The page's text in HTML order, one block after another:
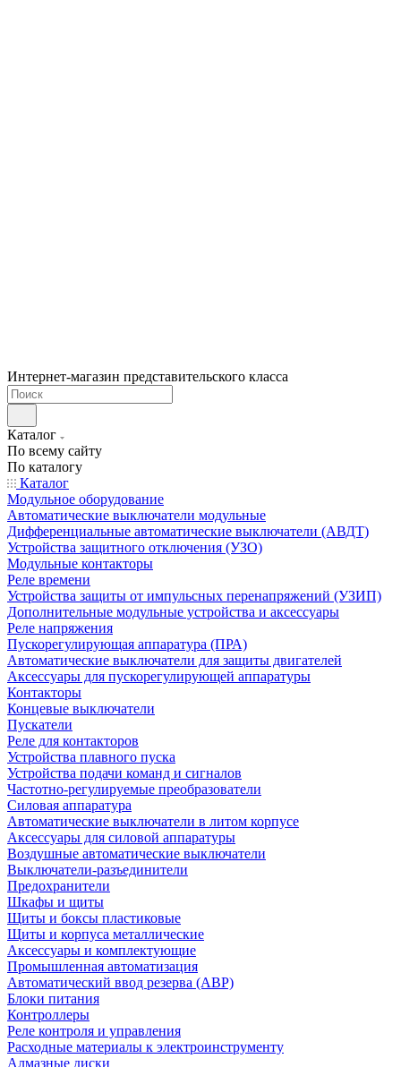
Интернет-магазин представительского класса
Каталог
По всему сайту
По каталогу
Каталог
Модульное оборудование
Автоматические выключатели модульные
Дифференциальные автоматические выключатели (АВДТ)
Устройства защитного отключения (УЗО)
Модульные контакторы
Реле времени
Устройства защиты от импульсных перенапряжений (УЗИП)
Дополнительные модульные устройства и аксессуары
Реле напряжения
Пускорегулирующая аппаратура (ПРА)
Автоматические выключатели для защиты двигателей
Аксессуары для пускорегулирующей аппаратуры
Контакторы
Концевые выключатели
Пускатели
Реле для контакторов
Устройства плавного пуска
Устройства подачи команд и сигналов
Частотно-регулируемые преобразователи
Силовая аппаратура
Автоматические выключатели в литом корпусе
Аксессуары для силовой аппаратуры
Воздушные автоматические выключатели
Выключатели-разъединители
Предохранители
Шкафы и щиты
Щиты и боксы пластиковые
Щиты и корпуса металлические
Аксессуары и комплектующие
Промышленная автоматизация
Автоматический ввод резерва (АВР)
Блоки питания
Контроллеры
Реле контроля и управления
Расходные материалы к электроинструменту
Алмазные диски